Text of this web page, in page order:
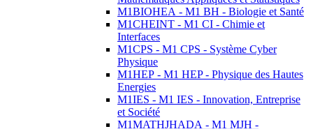
M1BIOHEA - M1 BH - Biologie et Santé
M1CHEINT - M1 CI - Chimie et
Interfaces
M1CPS - M1 CPS - Système Cyber
Physique
M1HEP - M1 HEP - Physique des Hautes
Energies
M1IES - M1 IES - Innovation, Entreprise
et Société
M1MATHJHADA - M1 MJH -